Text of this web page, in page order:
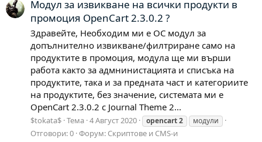
Модул за извикване на всички продукти в
промоция OpenCart 2.3.0.2 ?
Здравейте, Необходим ми е OC модул за
допълнително извикване/филтриране само на
продуктите в промоция, модула ще ми върши
работа както за адмнинистацията и списъка на
продуктите, така и за предната част и категориите
на продуктите, без значение, системата ми е
OpenCart 2.3.0.2 с Journal Theme 2...
$tokata$ Тема 4 Август 2020 opencart2 модули
Отговори: 0 Форум: Скриптове и CMS-и